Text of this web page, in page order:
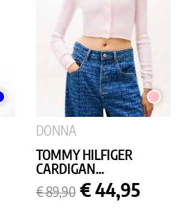
ROSA
DONNA
TOMMY HILFIGER
CARDIGAN...
Prezzo
base
€ 89,90 Prezzo
€ 44,95